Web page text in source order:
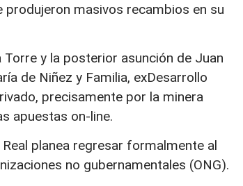
produjeron masivos recambios en su
y la posterior asunción de Juan
de Niñez y Familia, exDesarrollo
precisamente por la minera
apuestas on-line.
planea regresar formalmente al
no gubernamentales (ONG).